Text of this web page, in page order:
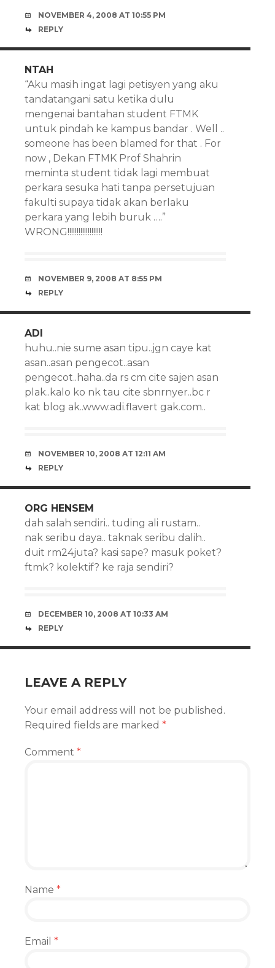
NOVEMBER 4, 2008 AT 10:55 PM
REPLY
NTAH
“Aku masih ingat lagi petisyen yang aku
tandatangani satu ketika dulu
mengenai bantahan student FTMK
untuk pindah ke kampus bandar . Well ..
someone has been blamed for that . For
now , Dekan FTMK Prof Shahrin
meminta student tidak lagi membuat
perkara sesuka hati tanpa persetujuan
fakulti supaya tidak akan berlaku
perkara yang lebih buruk ….”
WRONG!!!!!!!!!!!!!!!!!!!
NOVEMBER 9, 2008 AT 8:55 PM
REPLY
ADI
huhu..nie sume asan tipu..jgn caye kat
asan..asan pengecot..asan
pengecot..haha..da rs cm cite sajen asan
plak..kalo ko nk tau cite sbnrnyer..bc r
kat blog ak..www.adi.flavert gak.com..
NOVEMBER 10, 2008 AT 12:11 AM
REPLY
ORG HENSEM
dah salah sendiri.. tuding ali rustam..
nak seribu daya.. taknak seribu dalih..
duit rm24juta? kasi sape? masuk poket?
ftmk? kolektif? ke raja sendiri?
DECEMBER 10, 2008 AT 10:33 AM
REPLY
LEAVE A REPLY
Your email address will not be published.
Required fields are marked *
Comment *
Name *
Email *